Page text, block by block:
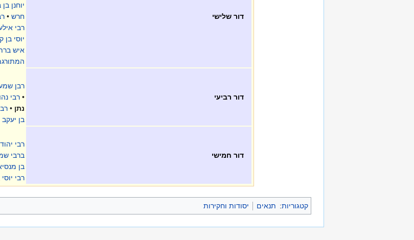
דור שלישי
יוחנן
חרש •
רבי
יוסי בן
איש
דור רביעי
רבן
• רבי
נתן •
בן יעקב
דור חמישי
רבי
ברבי
בן
רבי
קטגוריות: תנאים יסודות וחקירות